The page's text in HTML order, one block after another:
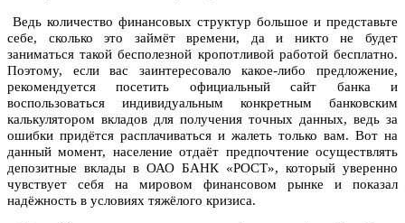
Ведь количество финансовых структур большое и представьте
себе, сколько это займёт времени, да и никто не будет
заниматься такой бесполезной кропотливой работой бесплатно.
Поэтому, если вас заинтересовало какое-либо предложение,
рекомендуется посетить официальный сайт банка и
воспользоваться индивидуальным конкретным банковским
калькулятором вкладов для получения точных данных, ведь за
ошибки придётся расплачиваться и жалеть только вам. Вот на
данный момент, население отдаёт предпочтение осуществлять
депозитные вклады в ОАО БАНК «РОСТ», который уверенно
чувствует себя на мировом финансовом рынке и показал
надёжность в условиях тяжёлого кризиса.